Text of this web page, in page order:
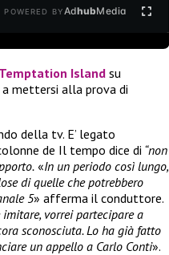
POWERED BYAdhubMedia
Temptation Island su
a mettersi alla prova di
della tv. E’ legato
de Il tempo dice di “non
«In un periodo così lungo,
di quelle che potrebbero
5» afferma il conduttore.
vorrei partecipare a
sconosciuta. Lo ha già fatto
un appello a Carlo Conti».